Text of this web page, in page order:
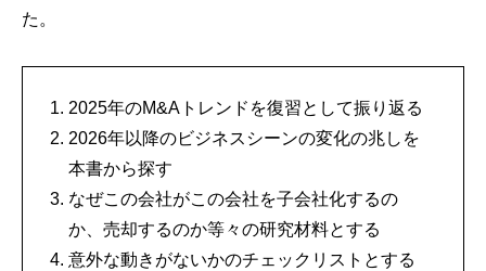
た。
2025年のM&Aトレンドを復習として振り返る
2026年以降のビジネスシーンの変化の兆しを
本書から探す
なぜこの会社がこの会社を子会社化するの
か、売却するのか等々の研究材料とする
意外な動きがないかのチェックリストとする